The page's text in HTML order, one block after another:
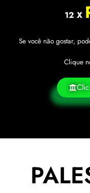
12 X
Se você não gostar,
Clique